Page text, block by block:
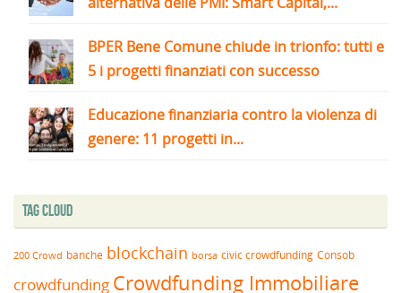
BPER Bene Comune chiude in trionfo: tutti e
5 i progetti finanziati con successo
Educazione finanziaria contro la violenza di
genere: 11 progetti in...
Tag Cloud
200 Crowd banche blockchain borsa civic crowdfunding Consob
crowdfunding Crowdfunding Immobiliare